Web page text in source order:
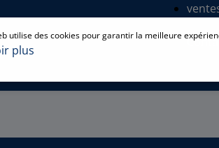
utilise des cookies pour garantir la meilleure
plus